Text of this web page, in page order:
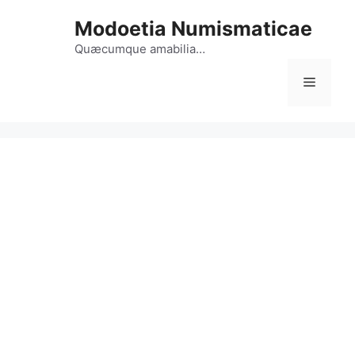
Modoetia Numismaticae
Quæcumque amabilia…
Menu